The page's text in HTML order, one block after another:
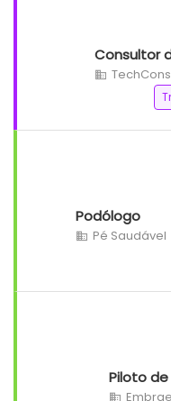
Consultor
Podólogo
Pé Saudável
Piloto